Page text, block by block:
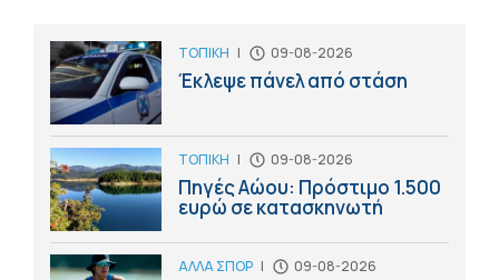
ΤΟΠΙΚΗ | 09-08-2026
Έκλεψε πάνελ από στάση
ΤΟΠΙΚΗ | 09-08-2026
Πηγές Αώου: Πρόστιμο 1.500
ευρώ σε κατασκηνωτή
ΑΛΛΑ ΣΠΟΡ | 09-08-2026